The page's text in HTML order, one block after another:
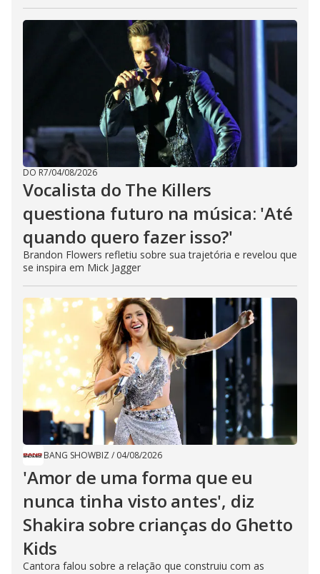
DO R7/04/08/2026
Vocalista do The Killers
questiona futuro na música: 'Até
quando quero fazer isso?'
Brandon Flowers refletiu sobre sua trajetória e revelou que
se inspira em Mick Jagger
BANG SHOWBIZ / 04/08/2026
'Amor de uma forma que eu
nunca tinha visto antes', diz
Shakira sobre crianças do Ghetto
Kids
Cantora falou sobre a relação que construiu com as